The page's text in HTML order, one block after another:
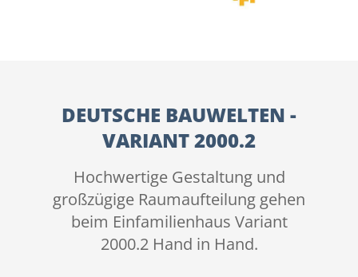
DEUTSCHE BAUWELTEN -
VARIANT 2000.2
Hochwertige Gestaltung und
großzügige Raumaufteilung gehen
beim Einfamilienhaus Variant
2000.2 Hand in Hand.